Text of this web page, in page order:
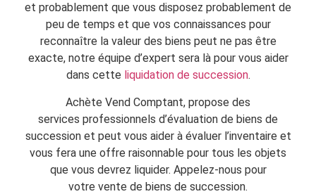
et probablement que vous disposez probablement de
peu de temps et que vos connaissances pour
reconnaître la valeur des biens peut ne pas être
exacte, notre équipe d’expert sera là pour vous aider
dans cette liquidation de succession.
Achète Vend Comptant, propose des
services professionnels d’évaluation de biens de
succession et peut vous aider à évaluer l’inventaire et
vous fera une offre raisonnable pour tous les objets
que vous devrez liquider. Appelez-nous pour
votre vente de biens de succession.